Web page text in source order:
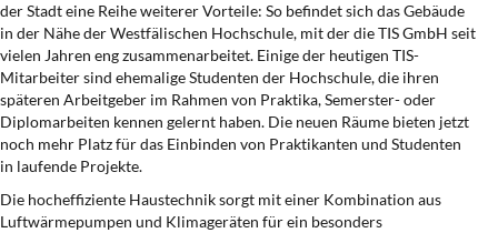
der Stadt eine Reihe weiterer Vorteile: So befindet sich das Gebäude
in der Nähe der Westfälischen Hochschule, mit der die TIS GmbH seit
vielen Jahren eng zusammenarbeitet. Einige der heutigen TIS-
Mitarbeiter sind ehemalige Studenten der Hochschule, die ihren
späteren Arbeitgeber im Rahmen von Praktika, Semerster- oder
Diplomarbeiten kennen gelernt haben. Die neuen Räume bieten jetzt
noch mehr Platz für das Einbinden von Praktikanten und Studenten
in laufende Projekte.
Die hocheffiziente Haustechnik sorgt mit einer Kombination aus
Luftwärmepumpen und Klimageräten für ein besonders